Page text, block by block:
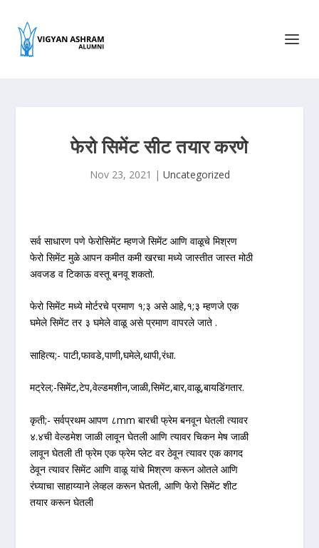
फेरो सिमेंट सीट तयार करणे
Nov 23, 2021 | Uncategorized
सर्व साधारण पणे फेरोसिमेंट म्हणजे सिमेंट आणि वाळूचे मिश्रण
फेरो सिमेंट मुळे आपन कमीत कमी खरचा मध्ये जास्तीत जास्त मोठी
अवजड व टिकाऊ वस्तू बनवू शकतो.
फेरो सिमेंट मध्ये मोर्टरचे प्रमाण १;३ असे आहे,१;३ म्हणजे एक
घमेले सिमेंट तर ३ घमेले वाळू असे प्रमाण वापरले जाते .
साहित्य;- पाटी,फावडे,पाणी,घमेले,थापी,रंधा.
मट्रेल;-सिमेंट,टेप,वेल्डमशीन,जाळी,सिमेंट,बार,वाळू,बायडिंगतार.
कृती;- सर्वप्रथम आपण ८mm बारची फ्रेम बनवून घेतली त्यावर
४.४ची वेल्डमेश जाळी लावून घेतली आणि त्यावर चिकन मेष जाळी
लावून घेतली ती फ्रेम एक फ्रेम प्लेट वर ठेवून त्यावर एक कागद
ठेवून त्यावर सिमेंट आणि वाळू यांचे मिश्रण करून ओतले आणि
रंघ्याचा साहाय्याने लेव्हल करून घेतली, आणि फेरो सिमेंट शीट
तयार करून घेतली